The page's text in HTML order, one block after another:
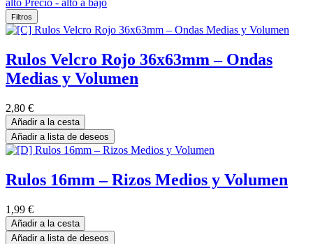
alto Precio - alto a bajo
Filtros
Rulos Velcro Rojo 36x63mm – Ondas
Medias y Volumen
2,80 €
Añadir a la cesta
Añadir a lista de deseos
Rulos 16mm – Rizos Medios y Volumen
1,99 €
Añadir a la cesta
Añadir a lista de deseos